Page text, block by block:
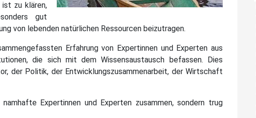
zu klären,
gut
von lebenden natürlichen Ressourcen beizutragen.
Erfahrung von Expertinnen und Experten aus
die sich mit dem Wissensaustausch befassen. Dies
der Politik, der Entwicklungszusammenarbeit, der Wirtschaft
Expertinnen und Experten zusammen, sondern trug